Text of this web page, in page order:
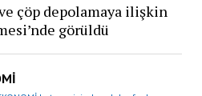
çöp depolamaya ilişkin
görüldü